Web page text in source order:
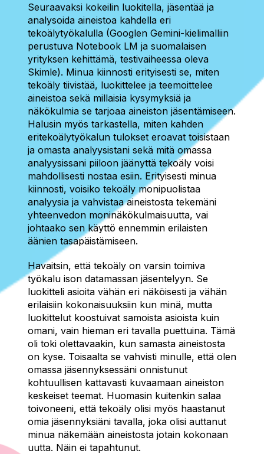
Seuraavaksi kokeilin luokitella, jäsentää ja
analysoida aineistoa kahdella eri
tekoälytyökalulla (Googlen Gemini-kielimalliin
perustuva Notebook LM ja suomalaisen
yrityksen kehittämä, testivaiheessa oleva
Skimle). Minua kiinnosti erityisesti se, miten
tekoäly tiivistää, luokittelee ja teemoittelee
aineistoa sekä millaisia kysymyksiä ja
näkökulmia se tarjoaa aineiston jäsentämiseen.
Halusin myös tarkastella, miten kahden
eritekoälytyökalun tulokset eroavat toisistaan
ja omasta analyysistani sekä mitä omassa
analyysissani piiloon jäänyttä tekoäly voisi
mahdollisesti nostaa esiin. Erityisesti minua
kiinnosti, voisiko tekoäly monipuolistaa
analyysia ja vahvistaa aineistosta tekemäni
yhteenvedon moninäkökulmaisuutta, vai
johtaako sen käyttö ennemmin erilaisten
äänien tasapäistämiseen.
Havaitsin, että tekoäly on varsin toimiva
työkalu ison datamassan jäsentelyyn. Se
luokitteli asioita vähän eri näköisesti ja vähän
erilaisiin kokonaisuuksiin kun minä, mutta
luokittelut koostuivat samoista asioista kuin
omani, vain hieman eri tavalla puettuina. Tämä
oli toki olettavaakin, kun samasta aineistosta
on kyse. Toisaalta se vahvisti minulle, että olen
omassa jäsennyksessäni onnistunut
kohtuullisen kattavasti kuvaamaan aineiston
keskeiset teemat. Huomasin kuitenkin salaa
toivoneeni, että tekoäly olisi myös haastanut
omia jäsennyksiäni tavalla, joka olisi auttanut
minua näkemään aineistosta jotain kokonaan
uutta. Näin ei tapahtunut.